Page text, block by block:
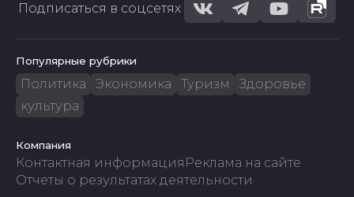
Подписаться в соцсетях
Популярные рубрики
Политика Экономика Туризм
Здоровье
культура
Компания
Контактная информация Реклама на сайте
Отчеты о результатах деятельности